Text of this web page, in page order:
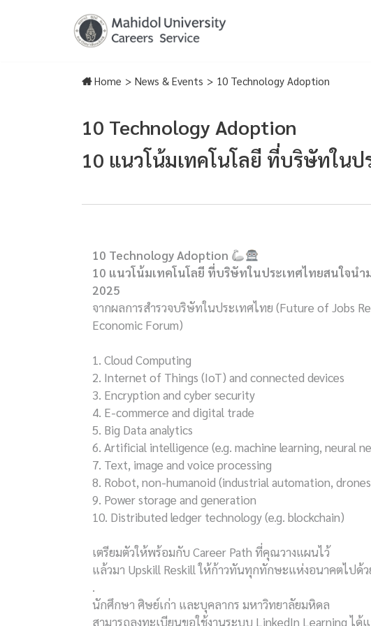
Home > News & Events > 10 Technology Adoption
10 Technology Adoption
10 แนวโน้มเทคโนโลยี ที่บริษัทใน
10 Technology Adoption
10 แนวโน้มเทคโนโลยี ที่บริษัทในประเทศไทยสนใจนำ
2025
จากผลการสำรวจบริษัทในประเทศไทย (Future of Jobs
Economic Forum)
1. Cloud Computing
2. Internet of Things (IoT) and connected devices
3. Encryption and cyber security
4. E-commerce and digital trade
5. Big Data analytics
6. Artificial intelligence (e.g. machine learning, neural
7. Text, image and voice processing
8. Robot, non-humanoid (industrial automation,
9. Power storage and generation
10. Distributed ledger technology (e.g. blockchain)
เตรียมตัวให้พร้อมกับ Career Path ที่คุณวางแผนไว้
แล้วมา Upskill Reskill ให้ก้าวทันทุกทักษะแห่งอนาคตไปด้
.
นักศึกษา ศิษย์เก่า และบุคลากร มหาวิทยาลัยมหิดล
สามารถลงทะเบียนขอใช้งานระบบ LinkedIn Learning ได้